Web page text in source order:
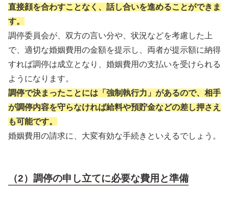
直接顔を合わすことなく、話し合いを進めることができま
す。
調停委員会が、双方の言い分や、状況などを考慮した上
で、適切な婚姻費用の金額を提示し、両者が提示額に納得
すれば調停は成立となり、婚姻費用の支払いを受けられる
ようになります。
調停で決まったことには「強制執行力」があるので、相手
が調停内容を守らなければ給料や預貯金などの差し押さえ
も可能です。
婚姻費用の請求に、大変有効な手続きといえるでしょう。
（2）調停の申し立てに必要な費用と準備